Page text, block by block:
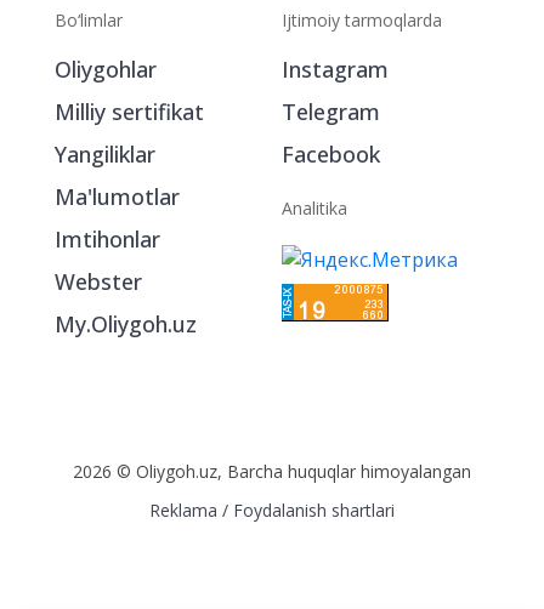
Bo‘limlar
Oliygohlar
Milliy sertifikat
Yangiliklar
Ma'lumotlar
Imtihonlar
Webster
My.Oliygoh.uz
Ijtimoiy tarmoqlarda
Instagram
Telegram
Facebook
Analitika
2026 © Oliygoh.uz, Barcha huquqlar himoyalangan
Reklama / Foydalanish shartlari